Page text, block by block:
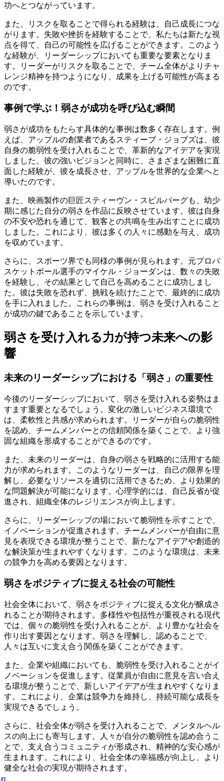
功へとつながっています。
また、リスクを取ることで得られる経験は、自己成長につな
がります。失敗や挫折を経験することで、私たちは新たな視
点を得て、自己の可能性を広げることができます。このよう
な経験が、リーダーシップにおいても重要な要素となりま
す。リーダーがリスクを取ることで、チーム全体がよりチャ
レンジ精神を持つようになり、成果を上げる可能性が高まる
のです。
事例で学ぶ！弱さが成功を呼び込む瞬間
弱さが成功をもたらす具体的な事例は数多く存在します。例
えば、アップルの創業者であるスティーブ・ジョブズは、彼
自身の脆弱性を受け入れることで、革新的なアイデアを実現
しました。彼の強いビジョンと同時に、さまざまな困難に直
面した経験が、彼を成長させ、アップルを世界的な企業へと
導いたのです。
また、映画製作の巨匠スティーヴン・スピルバーグも、幼少
期に感じた自分の弱さを作品に反映させています。彼は自身
の不安や恐れを通じて、観客との共鳴を生み出すことに成功
しました。これにより、彼は多くの人々に感動を与え、成功
を収めています。
さらに、スポーツ界でも同様の事例が見られます。元プロバ
スケットボール選手のマイケル・ジョーダンは、数々の失敗
を経験し、その結果として自己を高めることに成功しまし
た。彼は失敗を恐れず、挑戦を続けたことで、最終的に成功
を手に入れました。これらの事例は、弱さを受け入れること
が成功の鍵であることを示しています。
弱さを受け入れる力が持つ未来への影
響
未来のリーダーシップにおける「弱さ」の重要性
今後のリーダーシップにおいて、弱さを受け入れる姿勢はま
すます重要となるでしょう。変化の激しいビジネス環境で
は、柔軟性と共感が求められます。リーダーが自らの脆弱性
を認め、チームメンバーとの信頼関係を築くことで、より強
固な組織を形成することができるのです。
また、未来のリーダーは、自身の弱さを戦略的に活用する能
力が求められます。このようなリーダーは、自己の限界を理
解し、必要なリソースを適切に活用できるため、より効果的
な問題解決が可能になります。心理学的には、自己反省が促
進され、組織全体のレジリエンスが向上します。
さらに、リーダーシップの場において脆弱性を示すことで、
イノベーションが促進されます。チームメンバーが自由に意
見を表現できる環境が整うことで、新たなアイデアや創造的
な解決策が生まれやすくなります。このような環境は、未来
の競争力を高める要因となります。
弱さをポジティブに捉える社会の可能性
社会全体において、弱さをポジティブに捉える文化が醸成さ
れることが期待されます。多様性や包括性が重視される現代
では、個々の脆弱性を受け入れることが、より豊かな社会を
作り出す要因となります。弱さを理解し、認めることで、
人々は互いに支え合う関係を築くことができます。
また、企業や組織においても、脆弱性を受け入れることがイ
ノベーションを促進します。従業員が自由に意見を言い合え
る環境が整うことで、新しいアイデアが生まれやすくなりま
す。これにより、企業は競争力を維持し、持続可能な成長を
実現できるでしょう。
さらに、社会全体が弱さを受け入れることで、メンタルヘル
スの向上にも寄与します。人々が自分の脆弱性を認め合うこ
とで、支え合うコミュニティが形成され、精神的な安心感が
生まれます。これにより、社会全体の幸福感が向上し、より
健全な社会の実現が期待されます。